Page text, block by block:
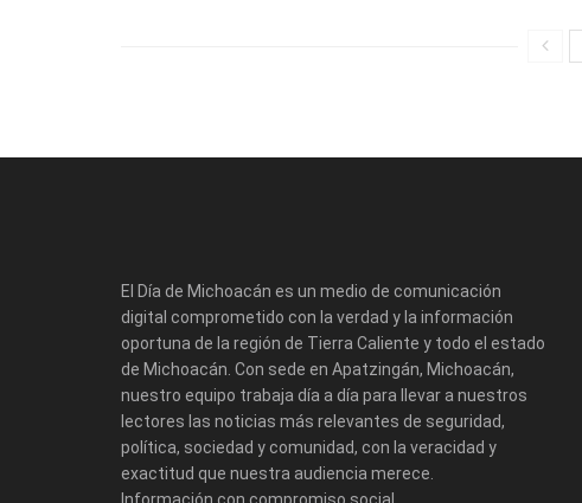
El Día de Michoacán es un medio de comunicación
digital comprometido con la verdad y la información
oportuna de la región de Tierra Caliente y todo el estado
de Michoacán. Con sede en Apatzingán, Michoacán,
nuestro equipo trabaja día a día para llevar a nuestros
lectores las noticias más relevantes de seguridad,
política, sociedad y comunidad, con la veracidad y
exactitud que nuestra audiencia merece.